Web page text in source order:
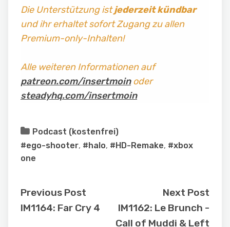
Die Unterstützung istjederzeit kündbar
und ihr erhaltet sofort Zugang zu allen
Premium-only-Inhalten!
Alle weiteren Informationen auf
patreon.com/insertmoinoder
steadyhq.com/insertmoin
Podcast (kostenfrei)
#ego-shooter, #halo, #HD-Remake, #xbox
one
Previous Post
IM1164: Far Cry 4
Next Post
IM1162: Le Brunch -
Call of Muddi & Left